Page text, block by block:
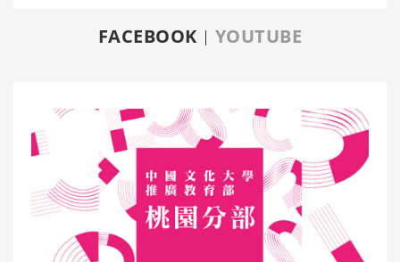
FACEBOOK YOUTUBE